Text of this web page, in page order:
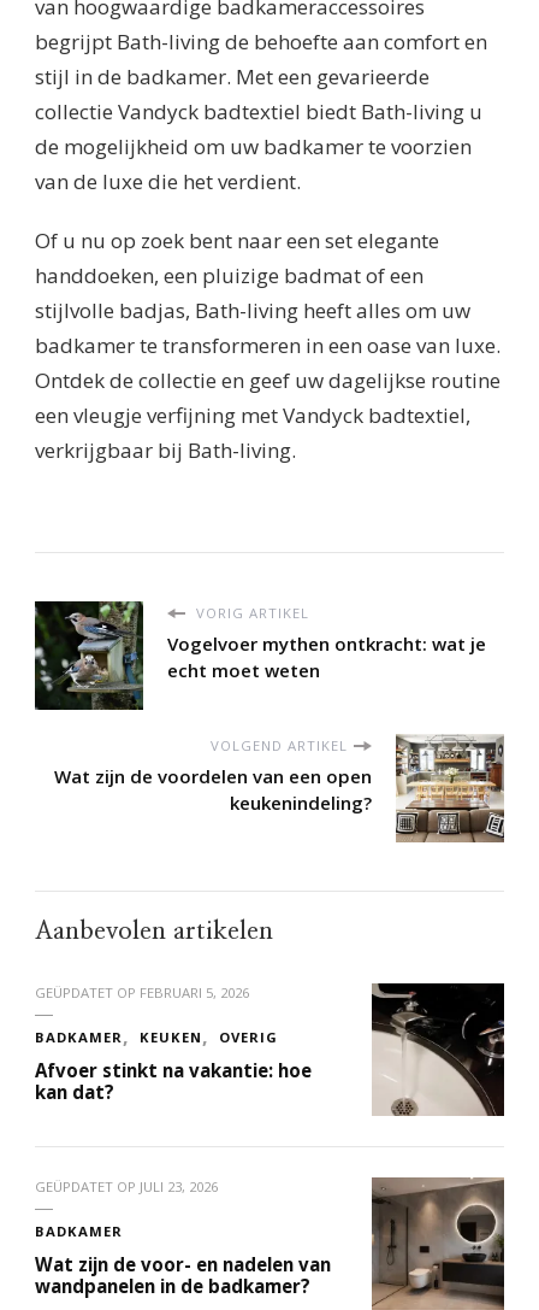
van hoogwaardige badkameraccessoires
begrijpt Bath-living de behoefte aan comfort en
stijl in de badkamer. Met een gevarieerde
collectie Vandyck badtextiel biedt Bath-living u
de mogelijkheid om uw badkamer te voorzien
van de luxe die het verdient.
Of u nu op zoek bent naar een set elegante
handdoeken, een pluizige badmat of een
stijlvolle badjas, Bath-living heeft alles om uw
badkamer te transformeren in een oase van luxe.
Ontdek de collectie en geef uw dagelijkse routine
een vleugje verfijning met Vandyck badtextiel,
verkrijgbaar bij Bath-living.
VORIG ARTIKEL
Vogelvoer mythen ontkracht: wat je
echt moet weten
VOLGEND ARTIKEL
Wat zijn de voordelen van een open
keukenindeling?
Aanbevolen artikelen
GEÜPDATET OP FEBRUARI 5, 2026
BADKAMER KEUKEN OVERIG
Afvoer stinkt na vakantie: hoe
kan dat?
GEÜPDATET OP JULI 23, 2026
BADKAMER
Wat zijn de voor- en nadelen van
wandpanelen in de badkamer?